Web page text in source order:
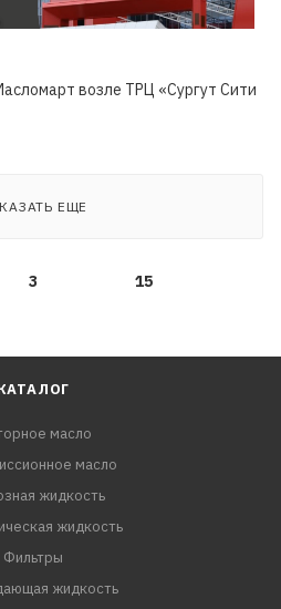
возле ТРЦ «Сургут Сити
ЕЩЕ
3 15
масло
масло
жидкость
жидкость
Фильтры
жидкость